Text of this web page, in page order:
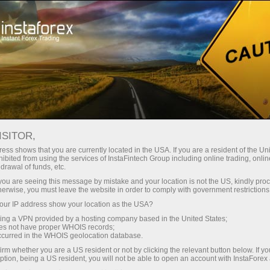
Трейдерам Форекс аналитика
Форекс ТВ
Форекс-ТВ: календарь
Календарь трейдера на 28 марта: В
тарифной игре Трампа победителей не
будет? (ua)
shows that you are currently located in the USA. If you are a resident of the
from using the services of InstaFintech Group including online trading,
of funds, etc.
are seeing this message by mistake and your location is not the US, kindly
you must leave the website in order to comply with government
IP address show your location as the USA?
a VPN provided by a hosting company based in the United States;
not have proper WHOIS records;
in the WHOIS geolocation database.
whether you are a US resident or not by clicking the relevant button below. If
being a US resident, you will not be able to open an account with InstaForex